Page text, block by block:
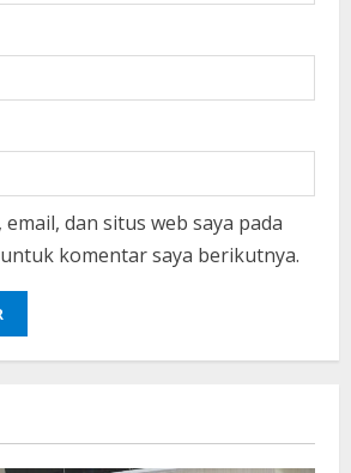
email, dan situs web saya pada
komentar saya berikutnya.